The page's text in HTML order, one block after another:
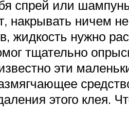
спрей или
накрывать ничем
жидкость нужно
тщательно
эти
этого клея.